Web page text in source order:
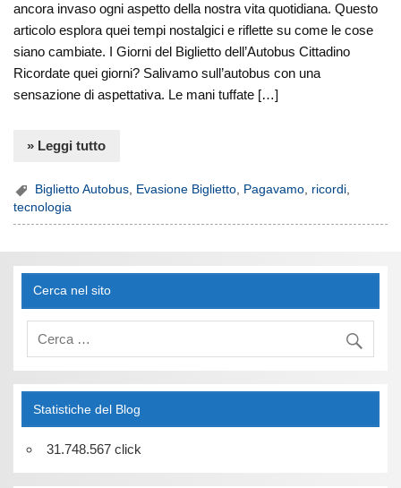
ancora invaso ogni aspetto della nostra vita quotidiana. Questo
articolo esplora quei tempi nostalgici e riflette su come le cose
siano cambiate. I Giorni del Biglietto dell’Autobus Cittadino
Ricordate quei giorni? Salivamo sull’autobus con una
sensazione di aspettativa. Le mani tuffate […]
» Leggi tutto
Biglietto Autobus, Evasione Biglietto, Pagavamo, ricordi,
tecnologia
Cerca nel sito
Statistiche del Blog
31.748.567 click